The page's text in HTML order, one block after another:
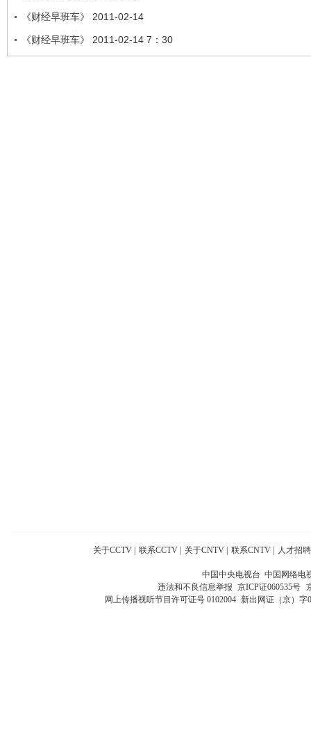
《财经早班车》 2011-02-14
《财经早班车》 2011-02-14 7：30
关于CCTV 联系CCTV 关于CNTV 联系CNTV 人才招聘
中国中央电视台 中国网络电
违法和不良信息举报 京ICP证060535号
网上传播视听节目许可证号 0102004 新出网证（京）